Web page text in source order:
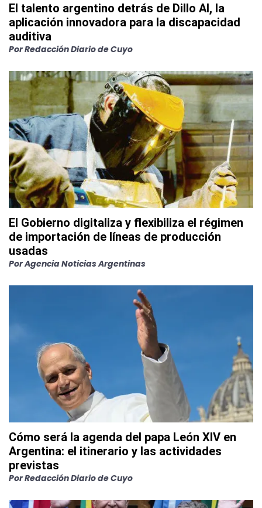
El talento argentino detrás de Dillo AI, la
aplicación innovadora para la discapacidad
auditiva
PorRedacción Diario de Cuyo
El Gobierno digitaliza y flexibiliza el régimen
de importación de líneas de producción
usadas
PorAgencia Noticias Argentinas
Cómo será la agenda del papa León XIV en
Argentina: el itinerario y las actividades
previstas
PorRedacción Diario de Cuyo